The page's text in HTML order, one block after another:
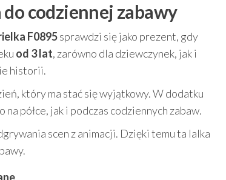
codziennej zabawy
F0895sprawdzi się jako prezent, gdy
od 3 lat, zarówno dla dziewczynek, jak i
historii.
który ma stać się wyjątkowy. W dodatku
półce, jak i podczas codziennych zabaw.
scen z animacji. Dzięki temu ta lalka